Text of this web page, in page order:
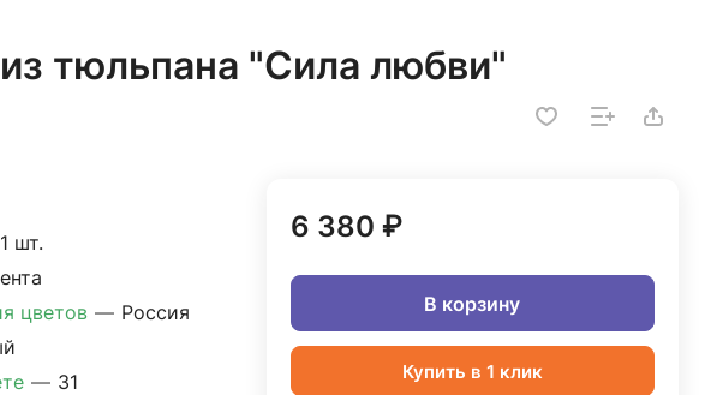
тюльпана "Сила любви"
шт.
цветов — Россия
— 31
6 380 ₽
В корзину
Купить в 1 клик